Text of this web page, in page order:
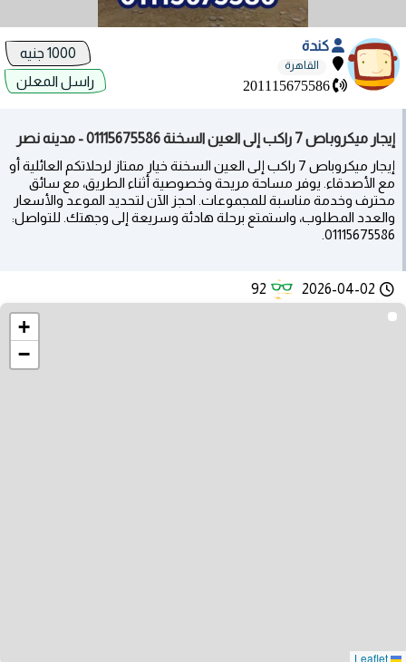
كندة
القاهرة
201115675586
راسل المعلن
إيجار ميكروباص 7 راكب إلى العين السخنة 01115675586 - مدينه نصر
إيجار ميكروباص 7 راكب إلى العين السخنة خيار ممتاز لرحلاتكم العائلية أو
مع الأصدقاء. يوفر مساحة مريحة وخصوصية أثناء الطريق، مع سائق
محترف وخدمة مناسبة للمجموعات. احجز الآن لتحديد الموعد والأسعار
والعدد المطلوب، واستمتع برحلة هادئة وسريعة إلى وجهتك. للتواصل:
01115675586.
2026-04-02
92
+
−